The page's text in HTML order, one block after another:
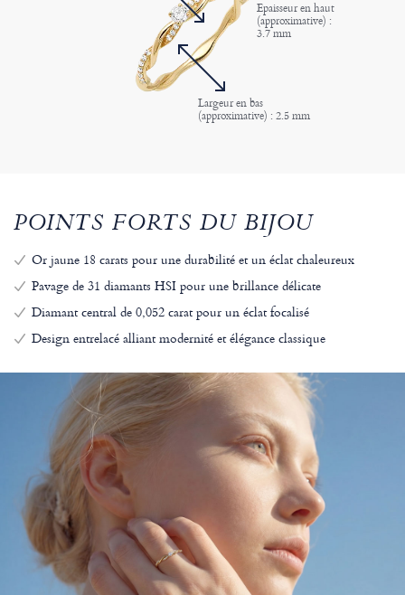
Epaisseur en haut
(approximative) :
3.7 mm
Largeur en bas
(approximative) : 2.5 mm
POINTS FORTS DU BIJOU
Or jaune 18 carats pour une durabilité et un éclat chaleureux
Pavage de 31 diamants HSI pour une brillance délicate
Diamant central de 0,052 carat pour un éclat focalisé
Design entrelacé alliant modernité et élégance classique